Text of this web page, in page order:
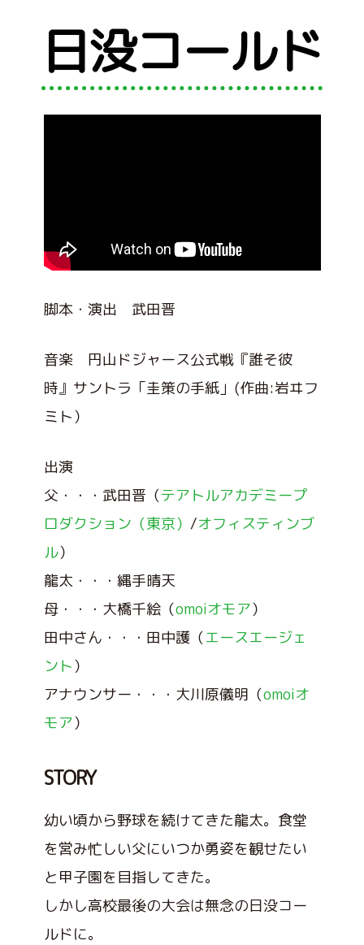
テ
リ
日没コールド
脚本・演出 武田晋
音楽 円山ドジャース公式戦『誰そ彼
時』サントラ「圭策の手紙」(作曲:岩ヰフ
ミト）
出演
父・・・武田晋（テアトルアカデミープ
ロダクション（東京） /オフィスティンブ
ル）
龍太・・・縄手晴天
母・・・大橋千絵（omoiオモア）
田中さん・・・田中護（エースエージェ
ント）
アナウンサー・・・大川原儀明（omoiオ
モア）
STORY
幼い頃から野球を続けてきた龍太。食堂
を営み忙しい父にいつか勇姿を観せたい
と甲子園を目指してきた。
しかし高校最後の大会は無念の日没コー
ルドに。